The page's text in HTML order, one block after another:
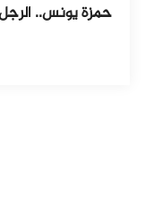
حمزة يونس.. الرجل الذي هرب 3